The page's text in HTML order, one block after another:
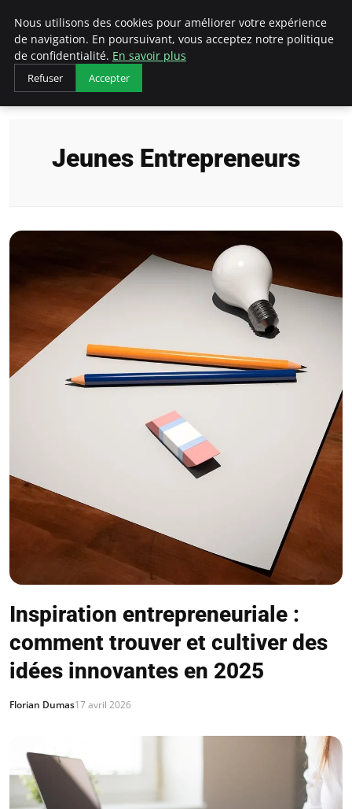
AIESEC France
Accueil Jeunes Entrepreneurs
Jeunes Entrepreneurs
Inspiration entrepreneuriale :
comment trouver et cultiver des
idées innovantes en 2025
Florian Dumas17 avril 2026
Nous utilisons des cookies pour améliorer votre expérience
de navigation. En poursuivant, vous acceptez notre politique
de confidentialité. En savoir plus
Refuser Accepter